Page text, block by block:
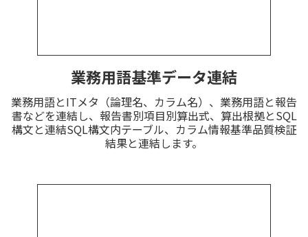
業務用語基準データ連結
業務用語とITメタ（論理名、カラム名）、業務用語と報告
書などを連結し、報告書別項目別算出式、算出根拠とSQL
構文と連結SQL構文内テーブル、カラム情報基準品質検証
結果と連結します。